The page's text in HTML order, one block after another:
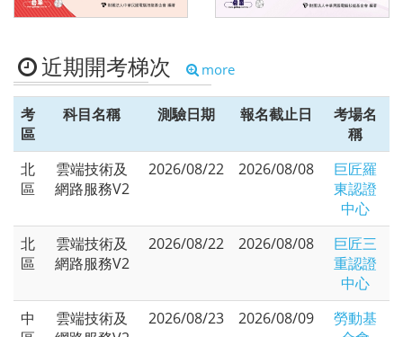
近期開考梯次 more
考
區
科目名稱 測驗日期 報名截止日
考場名
稱
北
區
雲端技術及
網路服務V2
2026/08/22 2026/08/08
巨匠羅
東認證
中心
北
區
雲端技術及
網路服務V2
2026/08/22 2026/08/08
巨匠三
重認證
中心
中
雲端技術及
2026/08/23 2026/08/09
勞動基